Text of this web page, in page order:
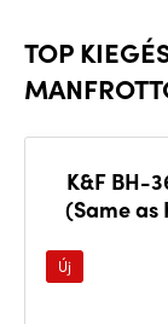
TOP
K&F BH-
(Same as
Új